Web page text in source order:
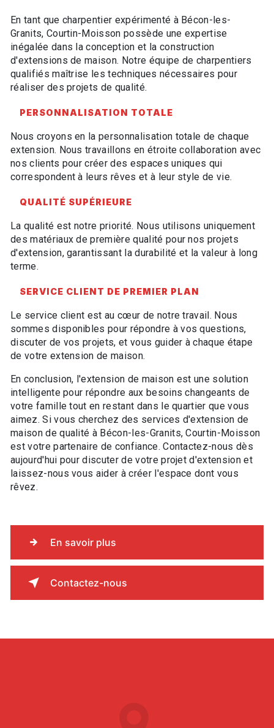
En tant que charpentier expérimenté à Bécon-les-
Granits, Courtin-Moisson possède une expertise
inégalée dans la conception et la construction
d'extensions de maison. Notre équipe de charpentiers
qualifiés maîtrise les techniques nécessaires pour
réaliser des projets de qualité.
PERSONNALISATION TOTALE
Nous croyons en la personnalisation totale de chaque
extension. Nous travaillons en étroite collaboration avec
nos clients pour créer des espaces uniques qui
correspondent à leurs rêves et à leur style de vie.
QUALITÉ SUPÉRIEURE
La qualité est notre priorité. Nous utilisons uniquement
des matériaux de première qualité pour nos projets
d'extension, garantissant la durabilité et la valeur à long
terme.
SERVICE CLIENT DE PREMIER PLAN
Le service client est au cœur de notre travail. Nous
sommes disponibles pour répondre à vos questions,
discuter de vos projets, et vous guider à chaque étape
de votre extension de maison.
En conclusion, l'extension de maison est une solution
intelligente pour répondre aux besoins changeants de
votre famille tout en restant dans le quartier que vous
aimez. Si vous cherchez des services d'extension de
maison de qualité à Bécon-les-Granits, Courtin-Moisson
est votre partenaire de confiance. Contactez-nous dès
aujourd'hui pour discuter de votre projet d'extension et
laissez-nous vous aider à créer l'espace dont vous
rêvez.
En savoir plus
Contactez-nous